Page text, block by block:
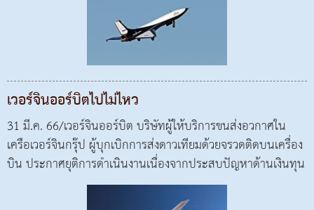
เวอร์จินออร์บิตไปไม่ไหว
31 มี.ค. 66/เวอร์จินออร์บิต บริษัทผู้ให้บริการขนส่งอวกาศใน
เครือเวอร์จินกรุ๊ป ผู้บุกเบิกการส่งดาวเทียมด้วยจรวดติดบนเครื่อง
บิน ประกาศยุติการดำเนินงานเนื่องจากประสบปัญหาด้านเงินทุน